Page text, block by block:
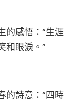
的感悟：“生涯
和眼淚。”
的詩意：“四時